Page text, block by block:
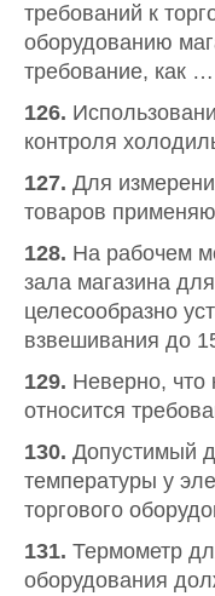
требований к
оборудованию
требование, как …
126.
контроля
127. Для
товаров
128. На рабочем
зала магазина
целесообразно
взвешивания до
129. Неверно, что
относится
130. Допустимый
температуры у
торгового
131. Термометр
оборудования